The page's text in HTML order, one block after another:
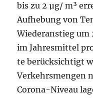
bis zu 2 µg/ m³
Aufhebung von
Wiederanstieg um
im Jahresmittel
te berücksichtigt
Verkehrsmengen
Corona-Niveau